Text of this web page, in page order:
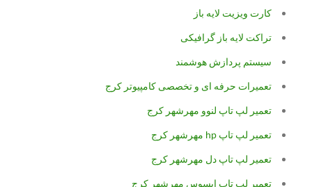
کارت ویزیت لایه باز
تراکت لایه باز گرافیکی
سیستم پردازش هوشمند
تعمیرات حرفه ای و تخصصی کامپیوتر کرج
تعمیر لپ تاپ لنوو مهرشهر کرج
تعمیر لپ تاپ hp مهرشهر کرج
تعمیر لپ تاپ دل مهرشهر کرج
تعمیر لپ تاپ ایسوس مهرشهر کرج